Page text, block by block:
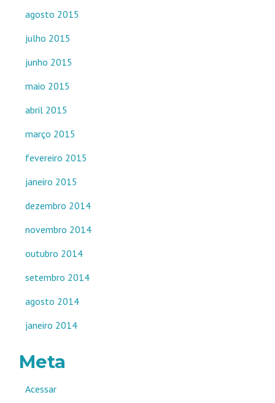
agosto 2015
julho 2015
junho 2015
maio 2015
abril 2015
março 2015
fevereiro 2015
janeiro 2015
dezembro 2014
novembro 2014
outubro 2014
setembro 2014
agosto 2014
janeiro 2014
Meta
Acessar